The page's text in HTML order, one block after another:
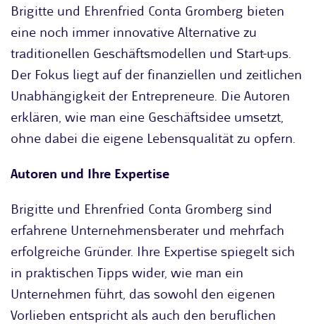
Brigitte und Ehrenfried Conta Gromberg bieten
eine noch immer innovative Alternative zu
traditionellen Geschäftsmodellen und Start-ups.
Der Fokus liegt auf der finanziellen und zeitlichen
Unabhängigkeit der Entrepreneure. Die Autoren
erklären, wie man eine Geschäftsidee umsetzt,
ohne dabei die eigene Lebensqualität zu opfern.
Autoren und Ihre Expertise
Brigitte und Ehrenfried Conta Gromberg sind
erfahrene Unternehmensberater und mehrfach
erfolgreiche Gründer. Ihre Expertise spiegelt sich
in praktischen Tipps wider, wie man ein
Unternehmen führt, das sowohl den eigenen
Vorlieben entspricht als auch den beruflichen